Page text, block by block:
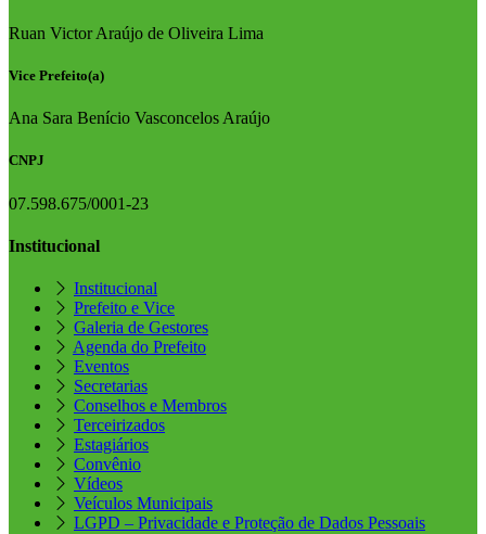
Ruan Victor Araújo de Oliveira Lima
Vice Prefeito(a)
Ana Sara Benício Vasconcelos Araújo
CNPJ
07.598.675/0001-23
Institucional
Institucional
Prefeito e Vice
Galeria de Gestores
Agenda do Prefeito
Eventos
Secretarias
Conselhos e Membros
Terceirizados
Estagiários
Convênio
Vídeos
Veículos Municipais
LGPD – Privacidade e Proteção de Dados Pessoais